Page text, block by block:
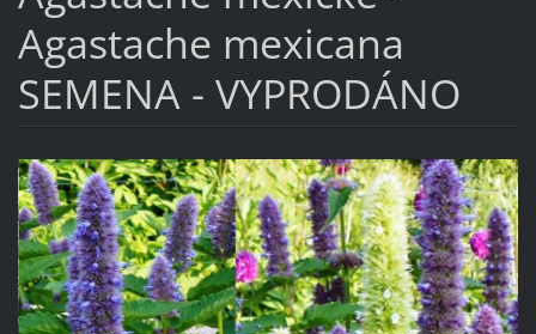
Agastache mexicana
SEMENA - VYPRODÁNO